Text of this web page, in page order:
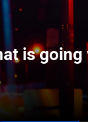
is going